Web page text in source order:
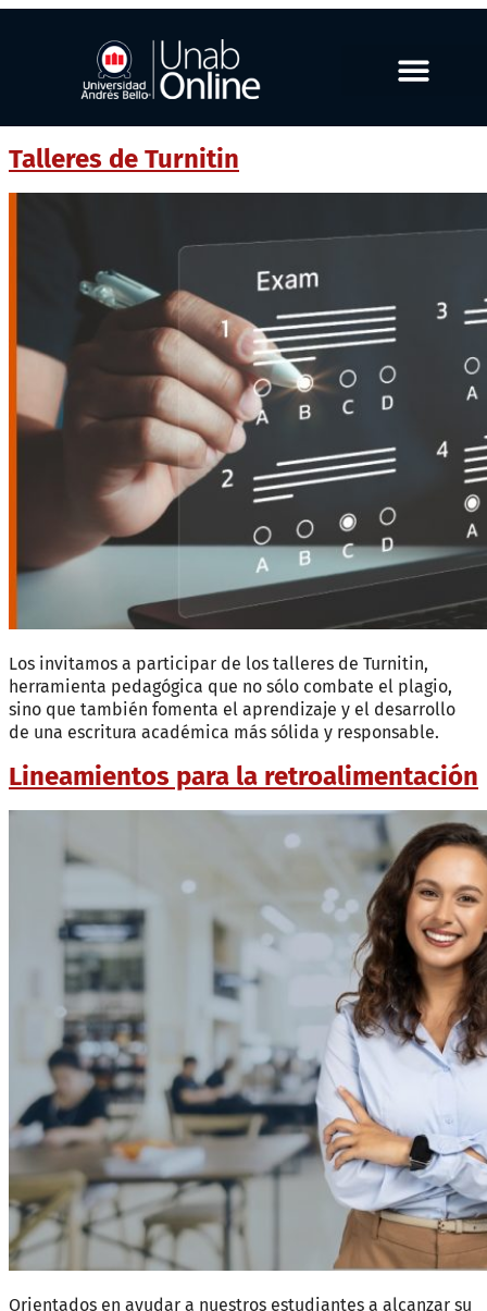
Talleres de Turnitin
Los invitamos a participar de los talleres de Turnitin,
herramienta pedagógica que no sólo combate el plagio,
sino que también fomenta el aprendizaje y el desarrollo
de una escritura académica más sólida y responsable.
Lineamientos para la retroalimentación
Orientados en ayudar a nuestros estudiantes a alcanzar su